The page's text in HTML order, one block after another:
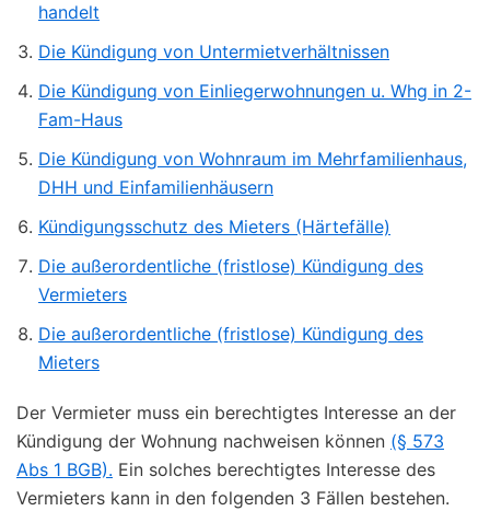
handelt
Die Kündigung von Untermietverhältnissen
Die Kündigung von Einliegerwohnungen u. Whg in 2-
Fam-Haus
Die Kündigung von Wohnraum im Mehrfamilienhaus,
DHH und Einfamilienhäusern
Kündigungsschutz des Mieters (Härtefälle)
Die außerordentliche (fristlose) Kündigung des
Vermieters
Die außerordentliche (fristlose) Kündigung des
Mieters
Der Vermieter muss ein berechtigtes Interesse an der
Kündigung der Wohnung nachweisen können (§ 573
Abs 1 BGB). Ein solches berechtigtes Interesse des
Vermieters kann in den folgenden 3 Fällen bestehen.